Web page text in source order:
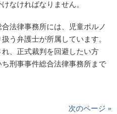
なければなりません。
法律事務所には、児童ポルノ
う弁護士が所属しています。
、正式裁判を回避したい方
刑事事件総合法律事務所まで
次のページ »